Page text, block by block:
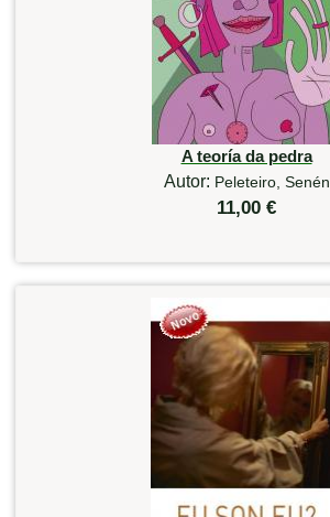
A teoría da pedra
Autor: Peleteiro, Senén
11,00 €